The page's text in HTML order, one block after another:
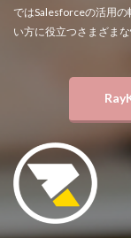
ではSalesforceの活用
い方に役立つさまざま